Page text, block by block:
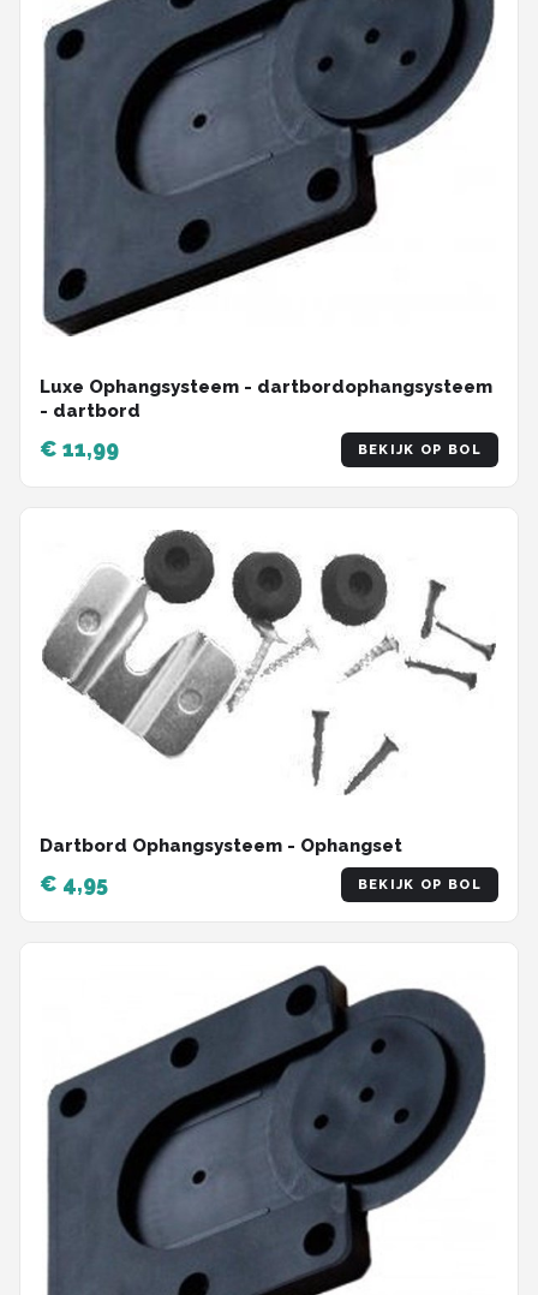
Luxe Ophangsysteem - dartbordophangsysteem
- dartbord
€ 11,99 BEKIJK OP BOL
Dartbord Ophangsysteem - Ophangset
€ 4,95 BEKIJK OP BOL